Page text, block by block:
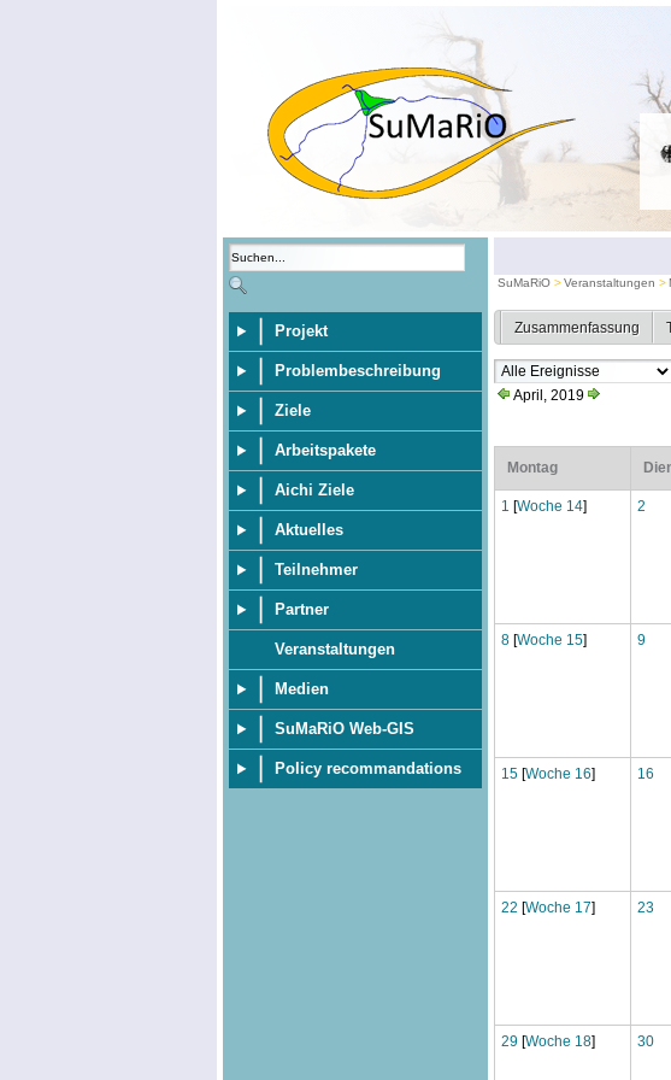
Projekt
Problembeschreibung
Ziele
Arbeitspakete
Aichi Ziele
Aktuelles
Teilnehmer
Partner
Veranstaltungen
Medien
SuMaRiO Web-GIS
Policy recommandations
SuMaRiO Veranstaltungen
Zusammenfassung
April, 2019
Montag
1 [Woche 14] 2
8 [Woche 15] 9
15 [Woche 16] 16
22 [Woche 17] 23
29 [Woche 18] 30